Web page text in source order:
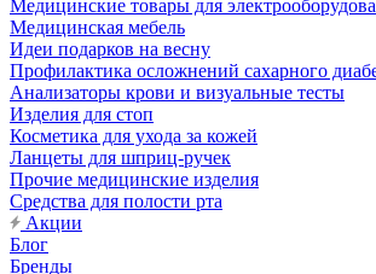
Медицинские товары для
Медицинская мебель
Идеи подарков на весну
Профилактика осложнений сахарного
Анализаторы крови и визуальные тесты
Изделия для стоп
Косметика для ухода за кожей
Ланцеты для шприц-ручек
Прочие медицинские изделия
Средства для полости рта
Акции
Блог
Бренды